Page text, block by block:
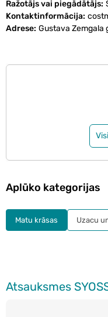
Ražotājs vai piegādātājs
Kontaktinformācija
Adrese Gustava Zemgala
Aplūko kategorijas
Matu krāsas Uzacu